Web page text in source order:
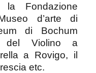
la Fondazione
d’arte di
di Bochum
del Violino a
a Rovigo, il
etc.